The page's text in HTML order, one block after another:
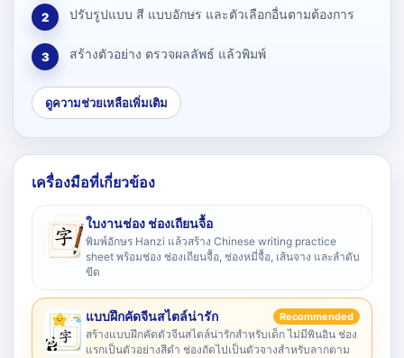
2 ปรับรูปแบบ สี แบบอักษร และตัวเลือกอื่นตามต้องการ
3 สร้างตัวอย่าง ตรวจผลลัพธ์ แล้วพิมพ์
ดูความช่วยเหลือเพิ่มเติม
เครื่องมือที่เกี่ยวข้อง
ใบงานช่อง ช่องเถียนจื้อ
พิมพ์อักษร Hanzi แล้วสร้าง Chinese writing practice
sheet พร้อมช่อง ช่องเถียนจื้อ, ช่องหมี่จื้อ, เส้นจาง และลำดับ
ขีด
แบบฝึกคัดจีนสไตล์น่ารัก Recommended
สร้างแบบฝึกคัดตัวจีนสไตล์น่ารักสำหรับเด็ก ไม่มีพินอิน ช่อง
แรกเป็นตัวอย่างสีดำ ช่องถัดไปเป็นตัวจางสำหรับลากตาม